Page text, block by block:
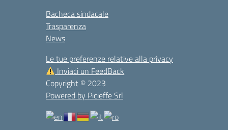
Bacheca sindacale
Trasparenza
News
Le tue preferenze relative alla privacy
Inviaci un FeedBack
Copyright © 2023
Powered by Picieffe Srl